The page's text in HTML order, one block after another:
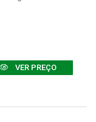
VER PREÇO